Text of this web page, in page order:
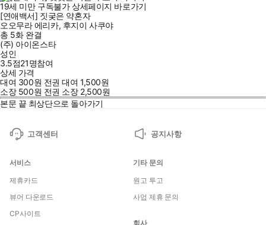
19세 미만 구독불가 상세페이지 바로가기
[연애백서] 짓궂은 약혼자
오오무라 에리카, 후지이 사쿠야
총 5화 완결
(주) 아이온스타
성인
3.5점21명참여
상세 가격
대여 300원 전권 대여1,500원
소장 500원 전권 소장 2,500원
본문 끝 최상단으로 돌아가기
고객센터 공지사항
서비스
제휴카드
뷰어 다운로드
CP사이트
기타 문의
원고 투고
사업 제휴 문의
회사